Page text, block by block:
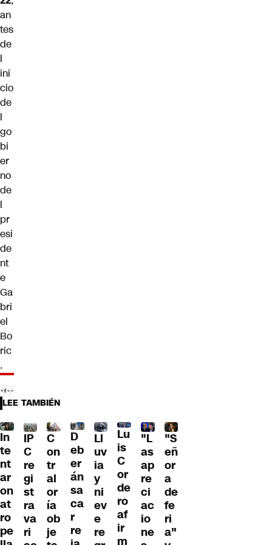
an
tes
de
l
ini
cio
de
l
go
bi
er
no
de
l
pr
esi
de
nt
e
Ga
bri
el
Bo
ric
.
LEE TAMBIÉN
In
te
nt
ar
on
at
ro
pe
IP
C
re
gi
st
ra
va
ri
C
on
tr
al
or
ía
ob
je
D
eb
er
án
sa
ca
r
re
Ll
uv
ia
y
ni
ev
e
re
Lu
is
C
or
de
ro
af
ir
m
"L
as
ap
re
ci
ac
io
ne
"S
eñ
or
a
de
fe
ri
a"